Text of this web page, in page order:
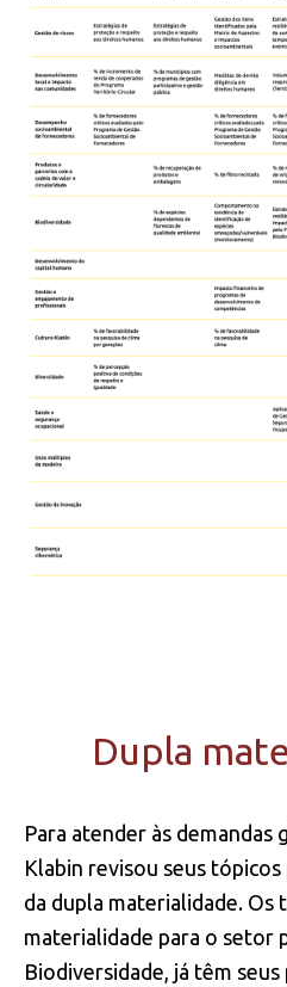
Dupla
Para atender às demandas
Klabin revisou seus
da dupla materialidade. Os
materialidade para o setor
Biodiversidade, já têm